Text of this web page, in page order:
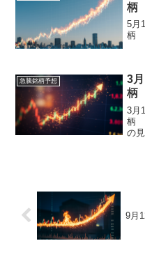
柄
5月
柄
急騰銘柄予想
3
柄
3月
柄
の
9月